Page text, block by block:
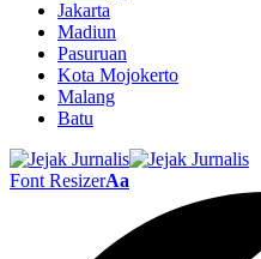
Jakarta
Madiun
Pasuruan
Kota Mojokerto
Malang
Batu
Font ResizerAa